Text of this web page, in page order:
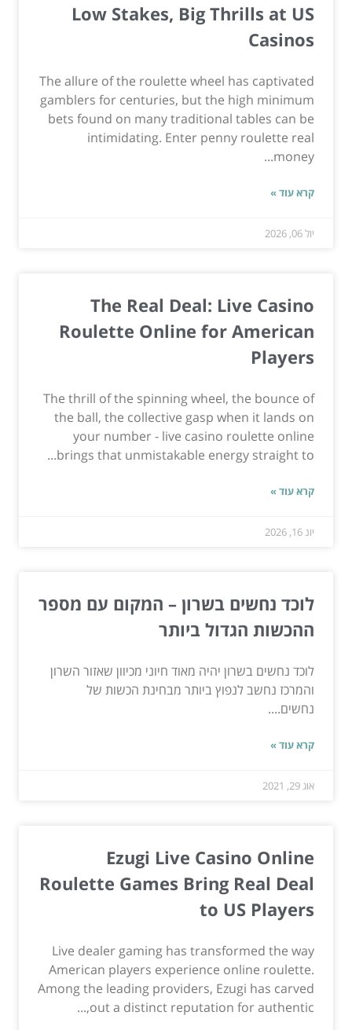
Low Stakes, Big Thrills at US
Casinos
The allure of the roulette wheel has captivated
gamblers for centuries, but the high minimum
bets found on many traditional tables can be
intimidating. Enter penny roulette real
money...
קרא עוד »
יול 06, 2026
The Real Deal: Live Casino
Roulette Online for American
Players
The thrill of the spinning wheel, the bounce of
the ball, the collective gasp when it lands on
your number - live casino roulette online
brings that unmistakable energy straight to...
קרא עוד »
יונ 16, 2026
לוכד נחשים בשרון – המקום עם מספר
ההכשות הגדול ביותר
לוכד נחשים בשרון יהיה מאוד חיוני מכיוון שאזור השרון
והמרכז נחשב לנפוץ ביותר מבחינת הכשות של
נחשים....
קרא עוד »
אוג 29, 2021
Ezugi Live Casino Online
Roulette Games Bring Real Deal
to US Players
Live dealer gaming has transformed the way
American players experience online roulette.
Among the leading providers, Ezugi has carved
out a distinct reputation for authentic,...